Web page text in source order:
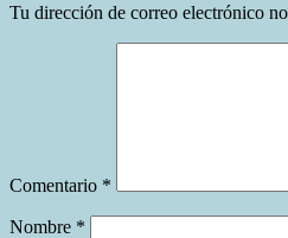
Tu dirección de correo electrónico
Comentario *
Nombre *